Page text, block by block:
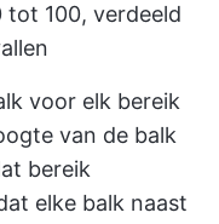
100, verdeeld
voor elk bereik
van de balk
bereik
elke balk naast